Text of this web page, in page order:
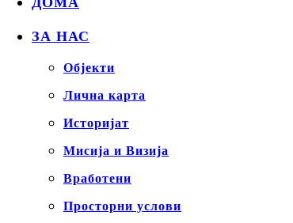
ЗА НАС
Објекти
Лична карта
Историјат
Мисија и Визија
Вработени
Просторни услови